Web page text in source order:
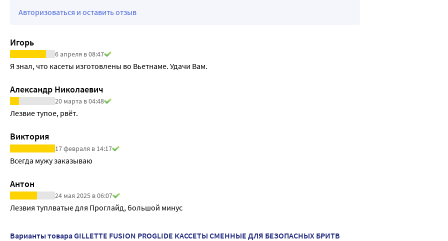
Авторизоваться и оставить отзыв
Игорь
6 апреля в 08:47
Я знал, что касеты изготовлены во Вьетнаме. Удачи Вам.
Александр Николаевич
20 марта в 04:48
Лезвие тупое, рвёт.
Виктория
17 февраля в 14:17
Всегда мужу заказываю
Антон
24 мая 2025 в 06:07
Лезвия туплватые для Проглайд, большой минус
Варианты товара GILLETTE FUSION PROGLIDE КАССЕТЫ СМЕННЫЕ ДЛЯ БЕЗОПАСНЫХ БРИТВ